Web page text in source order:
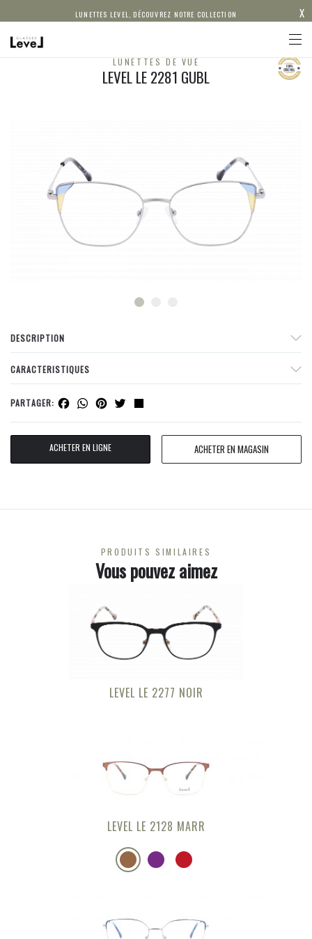
LUNETTES LEVEL, DÉCOUVREZ NOTRE COLLECTION X
LUNETTES DE VUE
LEVEL LE 2281 GUBL
DESCRIPTION
CARACTERISTIQUES
PARTAGER: Facebook
WhatsApp
Pinterest
Twitter
ACHETER EN LIGNE ACHETER EN MAGASIN
PRODUITS SIMILAIRES
Vous pouvez aimez
LEVEL LE 2277 NOIR
LEVEL LE 2128 MARR